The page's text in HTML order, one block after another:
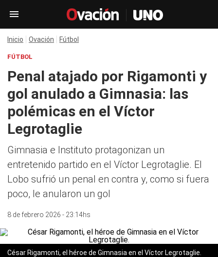
Inicio Ovación Fútbol
FÚTBOL
Penal atajado por Rigamonti y
gol anulado a Gimnasia: las
polémicas en el Víctor
Legrotaglie
Gimnasia e Instituto protagonizan un
entretenido partido en el Víctor Legrotaglie. El
Lobo sufrió un penal en contra y, como si fuera
poco, le anularon un gol
8 de febrero 2026 - 23:14hs
César Rigamonti, el héroe de Gimnasia en el Víctor Legrotaglie.